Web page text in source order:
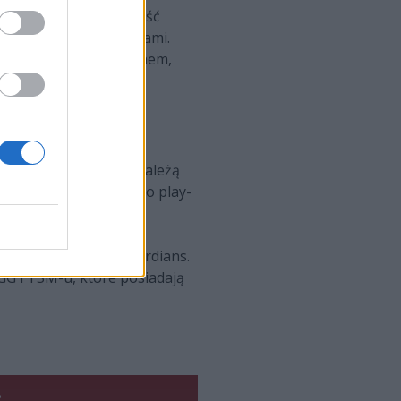
nie zawiódł, dość
się przed błędami.
rodak, grając Lee Sinem,
i czwarte lokaty należą
szans na awans do play-
oraz Golden Guardians.
i TSM-u, które posiadają